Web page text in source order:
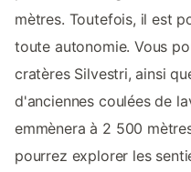
mètres. Toutefois, il est
toute autonomie. Vous
cratères Silvestri, ainsi
d'anciennes coulées de
emmènera à 2 500
pourrez explorer les